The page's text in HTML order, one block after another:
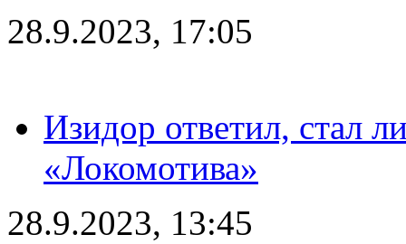
28.9.2023, 17:05
Изидор ответил, стал
«Локомотива»
28.9.2023, 13:45